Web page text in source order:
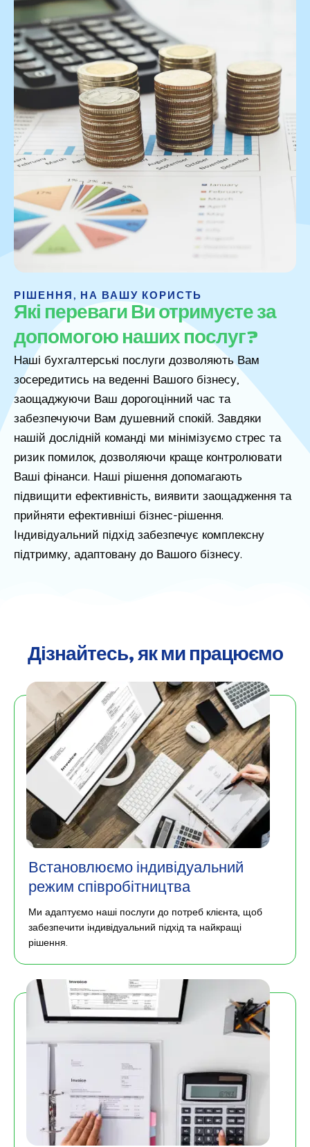
РІШЕННЯ, НА ВАШУ КОРИСТЬ
Які переваги Ви отримуєте за
допомогою наших послуг?
Наші бухгалтерські послуги дозволяють Вам
зосередитись на веденні Вашого бізнесу,
заощаджуючи Ваш дорогоцінний час та
забезпечуючи Вам душевний спокій. Завдяки
нашій дослідній команді ми мінімізуємо стрес та
ризик помилок, дозволяючи краще контролювати
Ваші фінанси. Наші рішення допомагають
підвищити ефективність, виявити заощадження та
прийняти ефективніші бізнес-рішення.
Індивідуальний підхід забезпечує комплексну
підтримку, адаптовану до Вашого бізнесу.
Дізнайтесь, як ми працюємо
Встановлюємо індивідуальний
режим співробітництва
Ми адаптуємо наші послуги до потреб клієнта, щоб
забезпечити індивідуальний підхід та найкращі
рішення.